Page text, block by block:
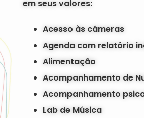
em seus valores:
Acesso às câmeras
Agenda com relatório
Alimentação
Acompanhamento de
Acompanhamento
Lab de Música